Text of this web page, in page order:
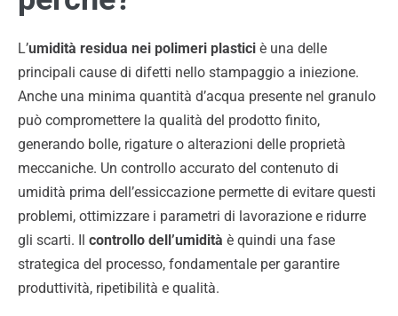
L’umidità residua nei polimeri plastici è una delle
principali cause di difetti nello stampaggio a iniezione.
Anche una minima quantità d’acqua presente nel granulo
può compromettere la qualità del prodotto finito,
generando bolle, rigature o alterazioni delle proprietà
meccaniche. Un controllo accurato del contenuto di
umidità prima dell’essiccazione permette di evitare questi
problemi, ottimizzare i parametri di lavorazione e ridurre
gli scarti. Il controllo dell’umidità è quindi una fase
strategica del processo, fondamentale per garantire
produttività, ripetibilità e qualità.